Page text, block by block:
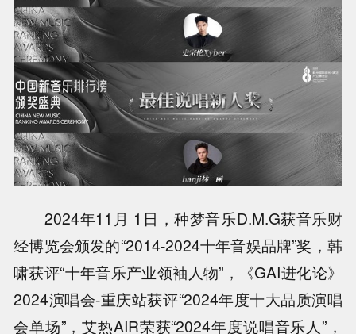
2024年11月 1日，种梦音乐D.M.G获音乐财
经博览会颁发的“2014-2024十年音娱品牌”奖，韩
啸获评“十年音乐产业领袖人物”，《GAI进化论》
2024演唱会-重庆站获评“2024年度十大品质演唱
会单场”，艾热AIR荣获“2024年度说唱音乐人”，